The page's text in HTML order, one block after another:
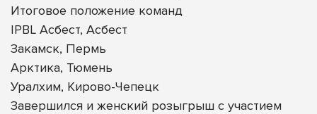
Итоговое положение команд
IPBL Асбест, Асбест
Закамск, Пермь
Арктика, Тюмень
Уралхим, Кирово-Чепецк
Завершился и женский розыгрыш с участием